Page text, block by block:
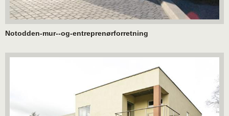
Notodden-mur--og-entreprenørforretning